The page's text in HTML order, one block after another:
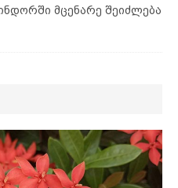
მცენარე შეიძლება